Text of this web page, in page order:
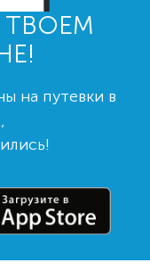
ТВОЕМ
на путевки в